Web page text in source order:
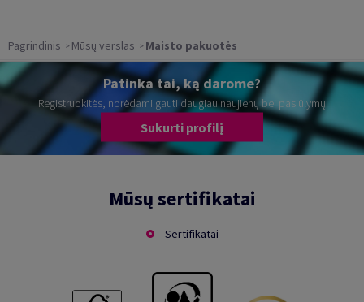
Pagrindinis Mūsų verslas Maisto pakuotės
Patinka tai, ką darome?
Registruokitės, norėdami gauti daugiau naujienų bei pasiūlymų
Sukurti profilį
Mūsų sertifikatai
Sertifikatai